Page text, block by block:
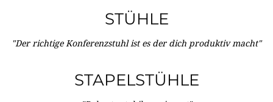
STÜHLE
"Der richtige Konferenzstuhl ist es der dich produktiv macht"
STAPELSTÜHLE